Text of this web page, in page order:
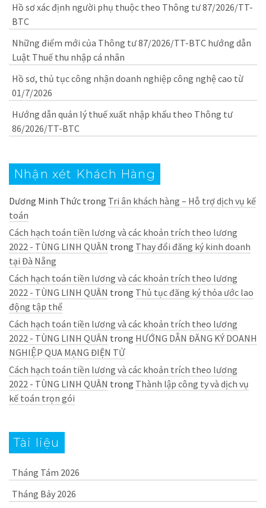
Hồ sơ xác định người phụ thuộc theo Thông tư 87/2026/TT-
BTC
Những điểm mới của Thông tư 87/2026/TT-BTC hướng dẫn
Luật Thuế thu nhập cá nhân
Hồ sơ, thủ tục công nhận doanh nghiệp công nghệ cao từ
01/7/2026
Hướng dẫn quản lý thuế xuất nhập khẩu theo Thông tư
86/2026/TT-BTC
Nhận xét Khách Hàng
Dương Minh Thức trong Tri ân khách hàng – Hỗ trợ dịch vụ kế
toán
Cách hạch toán tiền lương và các khoản trích theo lương
2022 - TÙNG LINH QUÂN trong Thay đổi đăng ký kinh doanh
tại Đà Nẵng
Cách hạch toán tiền lương và các khoản trích theo lương
2022 - TÙNG LINH QUÂN trong Thủ tục đăng ký thỏa ước lao
động tập thể
Cách hạch toán tiền lương và các khoản trích theo lương
2022 - TÙNG LINH QUÂN trong HƯỚNG DẪN ĐĂNG KÝ DOANH
NGHIỆP QUA MẠNG ĐIỆN TỬ
Cách hạch toán tiền lương và các khoản trích theo lương
2022 - TÙNG LINH QUÂN trong Thành lập công ty và dịch vụ
kế toán trọn gói
Tài liệu
Tháng Tám 2026
Tháng Bảy 2026